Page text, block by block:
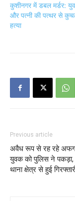
कुशीनगर में डबल मर्डर:
और पत्नी की पत्थर से
हत्या
Previous article
अवैध रूप से रह रहे
युवक को पुलिस ने
थाना क्षेत्र से हुई